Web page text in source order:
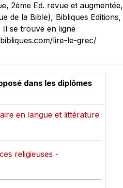
2ème Ed. revue et augmentée,
de la Bible), Bibliques Editions,
Il se trouve en ligne
lire-le-grec/
dans les diplômes
en langue et littérature
religieuses -